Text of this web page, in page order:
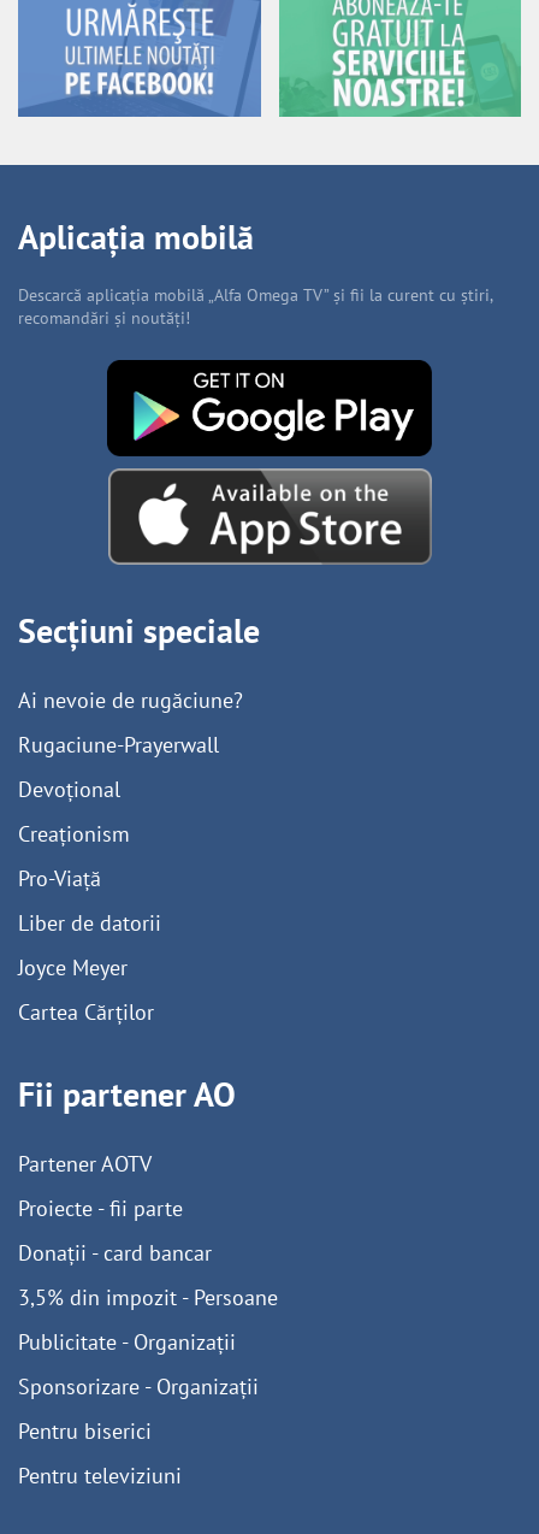
Aplicația mobilă
Descarcă aplicația mobilă „Alfa Omega TV” și fii la curent cu știri,
recomandări și noutăți!
Secțiuni speciale
Ai nevoie de rugăciune?
Rugaciune-Prayerwall
Devoțional
Creaționism
Pro-Viață
Liber de datorii
Joyce Meyer
Cartea Cărților
Fii partener AO
Partener AOTV
Proiecte - fii parte
Donații - card bancar
3,5% din impozit - Persoane
Publicitate - Organizații
Sponsorizare - Organizații
Pentru biserici
Pentru televiziuni